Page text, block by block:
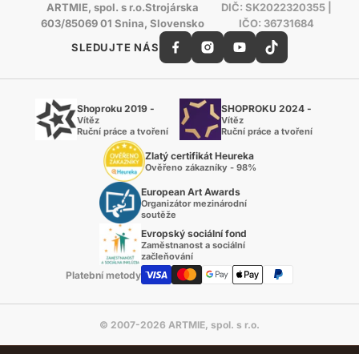
ARTMIE, spol. s r.o.Strojárska
603/85069 01 Snina, Slovensko
DIČ: SK2022320355 |
IČO: 36731684
SLEDUJTE NÁS
Shoproku 2019 -
Vítěz
Ruční práce a tvoření
SHOPROKU 2024 -
Vítěz
Ruční práce a tvoření
Zlatý certifikát Heureka
Ověřeno zákazníky - 98%
European Art Awards
Organizátor mezinárodní
soutěže
Evropský sociální fond
Zaměstnanost a sociální
začleňování
Platební metody
© 2007-2026 ARTMIE, spol. s r.o.